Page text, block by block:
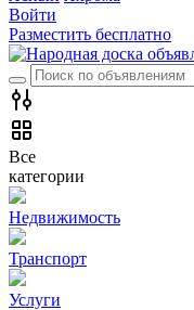
Войти
Разместить бесплатно
Все
категории
Недвижимость
Транспорт
Услуги